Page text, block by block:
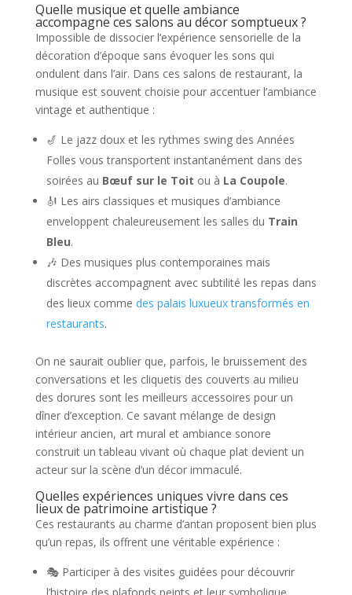
Quelle musique et quelle ambiance
accompagne ces salons au décor somptueux ?
Impossible de dissocier l’expérience sensorielle de la
décoration d’époque sans évoquer les sons qui
ondulent dans l’air. Dans ces salons de restaurant, la
musique est souvent choisie pour accentuer l’ambiance
vintage et authentique :
🎷 Le jazz doux et les rythmes swing des Années
Folles vous transportent instantanément dans des
soirées au Bœuf sur le Toit ou à La Coupole.
🎻 Les airs classiques et musiques d’ambiance
enveloppent chaleureusement les salles du Train
Bleu.
🎶 Des musiques plus contemporaines mais
discrètes accompagnent avec subtilité les repas dans
des lieux comme des palais luxueux transformés en
restaurants.
On ne saurait oublier que, parfois, le bruissement des
conversations et les cliquetis des couverts au milieu
des dorures sont les meilleurs accessoires pour un
dîner d’exception. Ce savant mélange de design
intérieur ancien, art mural et ambiance sonore
construit un tableau vivant où chaque plat devient un
acteur sur la scène d’un décor immaculé.
Quelles expériences uniques vivre dans ces
lieux de patrimoine artistique ?
Ces restaurants au charme d’antan proposent bien plus
qu’un repas, ils offrent une véritable expérience :
🎭 Participer à des visites guidées pour découvrir